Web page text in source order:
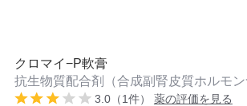
クロマイ−P軟膏
抗生物質配合剤（合成副腎皮質ホルモン
3.0（1件） 薬の評価を見る